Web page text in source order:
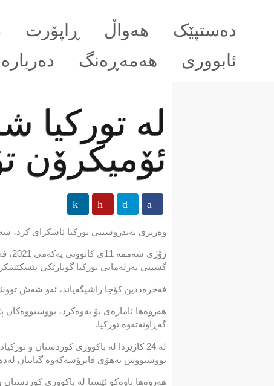
دەستپێک هەواڵ ڕاپۆرت
ئابووری
هەمەڕەنگ دەربارە
لە
ئۆمیکرۆن
وەزیری تەندروستیی تورکیا ئاشکرای کرد،
گشتیی پەرلەمانی تورکیا گوتارێکی
فەخرەددین کۆجا راشیگەیاند، ئەو شەش
هەروەها ئاماژەی بۆ ئەوەکرد، تووشبووەکان
گەڕاونەتەوە تورکیا.
تووشبووش بەهۆی ڤایرۆسەکەوە گیانیان لەدەستداوە. هەروەها 23 هه‌زار
هەروەها تاوەکو ئێستا له‌ باکووری کوردستان و توركیا 121 ملیۆن و 600 هه‌زار و 450 قورچکی ڤاکسینی